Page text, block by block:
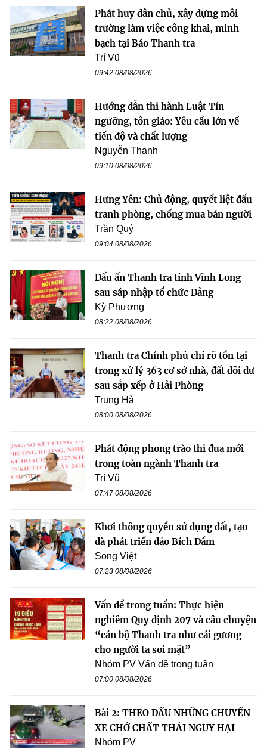
Phát huy dân chủ, xây dựng môi
trường làm việc công khai, minh
bạch tại Báo Thanh tra
Trí Vũ
09:42 08/08/2026
Hướng dẫn thi hành Luật Tín
ngưỡng, tôn giáo: Yêu cầu lớn về
tiến độ và chất lượng
Nguyễn Thanh
09:10 08/08/2026
Hưng Yên: Chủ động, quyết liệt đấu
tranh phòng, chống mua bán người
Trần Quý
09:04 08/08/2026
Dấu ấn Thanh tra tỉnh Vĩnh Long
sau sáp nhập tổ chức Đảng
Kỳ Phương
08:22 08/08/2026
Thanh tra Chính phủ chỉ rõ tồn tại
trong xử lý 363 cơ sở nhà, đất dôi dư
sau sắp xếp ở Hải Phòng
Trung Hà
08:00 08/08/2026
Phát động phong trào thi đua mới
trong toàn ngành Thanh tra
Trí Vũ
07:47 08/08/2026
Khơi thông quyền sử dụng đất, tạo
đà phát triển đảo Bích Đầm
Song Việt
07:23 08/08/2026
Vấn đề trong tuần: Thực hiện
nghiêm Quy định 207 và câu chuyện
“cán bộ Thanh tra như cái gương
cho người ta soi mặt”
Nhóm PV Vấn đề trong tuần
07:00 08/08/2026
Bài 2: THEO DẤU NHỮNG CHUYẾN
XE CHỞ CHẤT THẢI NGUY HẠI
Nhóm PV